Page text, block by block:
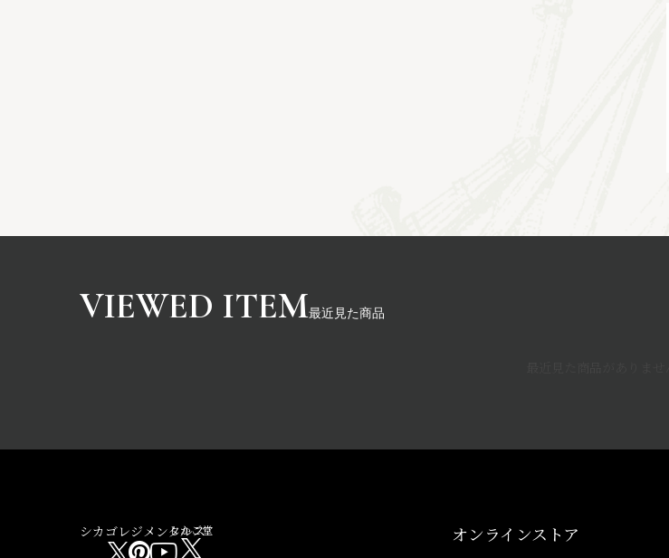
最近見た商品
シカゴレジメンタルス
しかご堂 オンラインストア